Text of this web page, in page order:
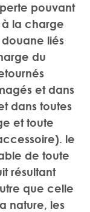
pouvant
à la charge
liés
du
et dans
dans toutes
et toute
le
de toute
résultant
que celle
nature, les